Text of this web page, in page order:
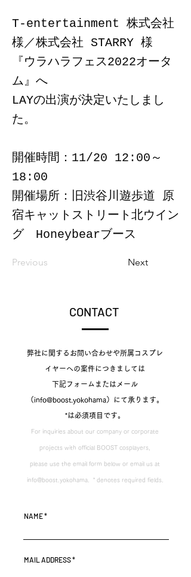
T-entertainment 株式会社
様​／株式会社 STARRY 様
『ウラハラフェス2022オータ
ム』へ
LAYの出演が決定いたしまし
た。
開催時間：11/20 12:00～
18:00
開催場所：旧渋谷川遊歩道 原
宿キャットストリート北ウイン
グ Honeybearブース
Previous Next
CONTACT
弊社に関するお問い合わせや所属コスプレ
イヤーへの案件につきましては
下記フォームまたはメール
（info@boost.yokohama）にて承ります。​
*は必須項目です。
For inquiries about our company or corporate
projects with official BOOST cosplayers,
please use the email form below or email us at
info@boost.yokohama. ​ * denotes required fields.
NAME
MAIL ADDRESS